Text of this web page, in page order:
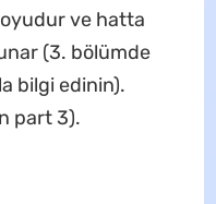
ve hatta
(3. bölümde
bilgi edinin).
part 3).